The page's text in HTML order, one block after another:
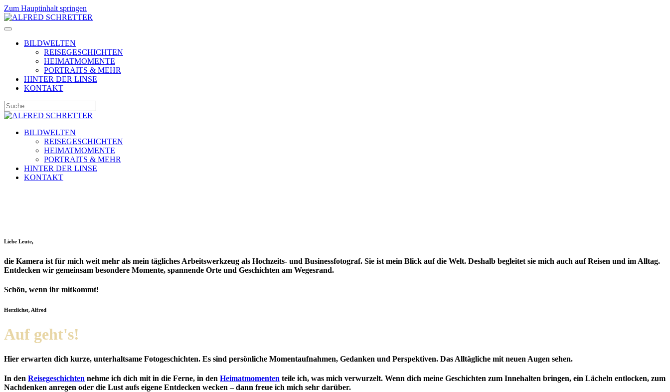
Zum Hauptinhalt springen
BILDWELTEN
REISEGESCHICHTEN
HEIMATMOMENTE
PORTRAITS & MEHR
HINTER DER LINSE
KONTAKT
BILDWELTEN
REISEGESCHICHTEN
HEIMATMOMENTE
PORTRAITS & MEHR
HINTER DER LINSE
KONTAKT
Liebe Leute,
die Kamera ist für mich weit mehr als mein tägliches Arbeitswerkzeug als Hochzeits- und Businessfotograf. Sie ist mein Blick auf die Welt. Deshalb begleitet sie mich auch auf Reisen und im Alltag.
Entdecken wir gemeinsam besondere Momente, spannende Orte und Geschichten am Wegesrand.
Schön, wenn ihr mitkommt!
Herzlichst, Alfred
Auf geht's!
Hier erwarten dich kurze, unterhaltsame Fotogeschichten. Es sind persönliche Momentaufnahmen, Gedanken und Perspektiven. Das Alltägliche mit neuen Augen sehen.
In den Reisegeschichten nehme ich dich mit in die Ferne, in den Heimatmomenten teile ich, was mich verwurzelt. Wenn dich meine Geschichten zum Innehalten bringen, ein Lächeln entlocken, zum
Nachdenken anregen oder die Lust aufs eigene Entdecken wecken – dann freue ich mich sehr darüber.